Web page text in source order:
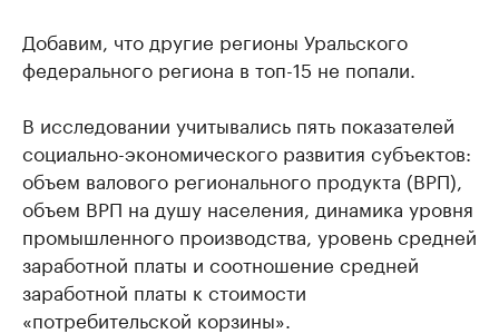
Добавим, что другие регионы Уральского
федерального региона в топ-15 не попали.
В исследовании учитывались пять показателей
социально-экономического развития субъектов:
объем валового регионального продукта (ВРП),
объем ВРП на душу населения, динамика уровня
промышленного производства, уровень средней
заработной платы и соотношение средней
заработной платы к стоимости
«потребительской корзины».